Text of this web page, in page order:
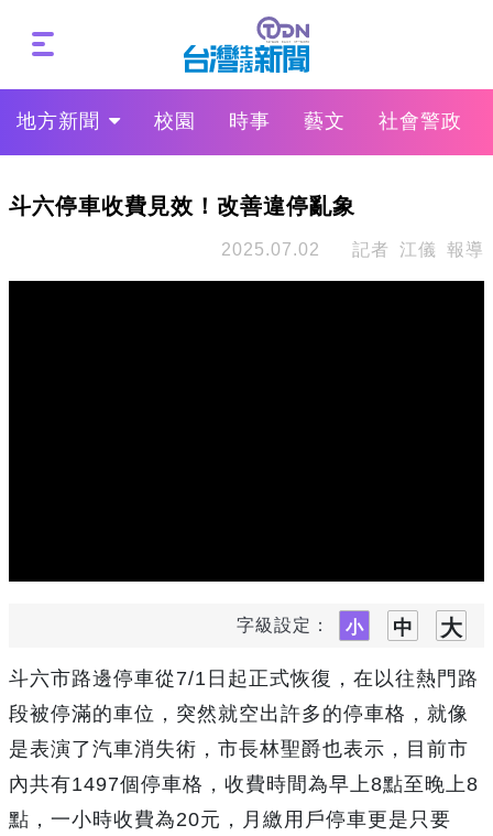
地方新聞 校園 時事 藝文 社會警政
斗六停車收費見效！改善違停亂象
2025.07.02 記者 江儀 報導
字級設定：
斗六市路邊停車從7/1日起正式恢復，在以往熱門路
段被停滿的車位，突然就空出許多的停車格，就像
是表演了汽車消失術，市長林聖爵也表示，目前市
內共有1497個停車格，收費時間為早上8點至晚上8
點，一小時收費為20元，月繳用戶停車更是只要